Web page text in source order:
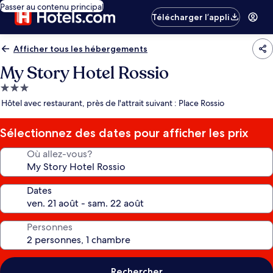
Passer au contenu principal
Télécharger l’appli
Afficher tous les hébergements
My Story Hotel Rossio
Hébergement
3.0 étoiles
Hôtel avec restaurant, près de l'attrait suivant : Place Rossio
Sélectionnez des dates pour afficher les prix
Où allez-vous?
Dates
Personnes